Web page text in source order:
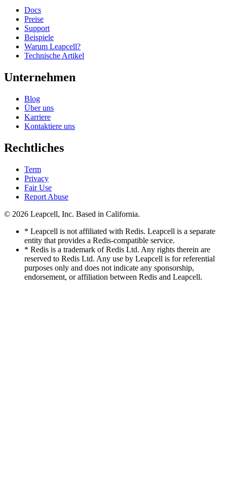
Docs
Preise
Support
Beispiele
Warum Leapcell?
Technische Artikel
Unternehmen
Blog
Über uns
Karriere
Kontaktiere uns
Rechtliches
Term
Privacy
Fair Use
Report Abuse
© 2026 Leapcell, Inc. Based in California.
* Leapcell is not affiliated with Redis. Leapcell is a separate
entity that provides a Redis-compatible service.
* Redis is a trademark of Redis Ltd. Any rights therein are
reserved to Redis Ltd. Any use by Leapcell is for referential
purposes only and does not indicate any sponsorship,
endorsement, or affiliation between Redis and Leapcell.